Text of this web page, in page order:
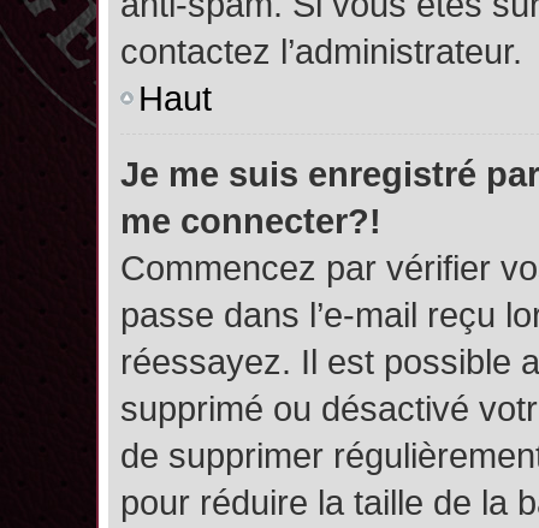
contactez l’administrateur.
Haut
Je me suis enregistré
me connecter?!
Commencez par vérifier
passe dans l’e-mail reçu
réessayez. Il est possible
supprimé ou désactivé
de supprimer
pour réduire la taille de la